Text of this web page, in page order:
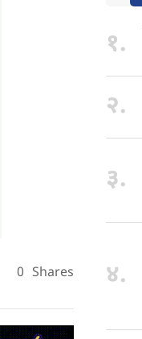
0 Shares
१.
२.
३.
४.